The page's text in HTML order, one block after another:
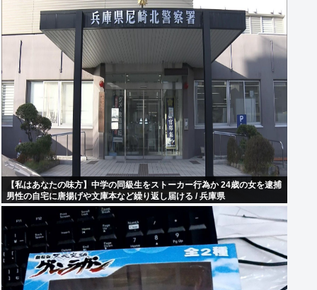
【私はあなたの味方】中学の同級生をストーカー行為か 24歳の女を逮捕
男性の自宅に唐揚げや文庫本など繰り返し届ける / 兵庫県